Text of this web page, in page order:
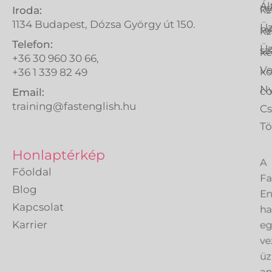
Iroda:
1134 Budapest, Dózsa György út 150.
Telefon:
+36 30 960 30 66,
+36 1 339 82 49
Email:
training@fastenglish.hu
Honlaptérkép
Főoldal
Blog
Kapcsolat
Karrier